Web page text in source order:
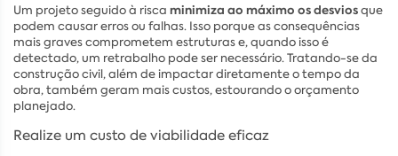
Um projeto seguido à risca minimiza ao máximo os desviosque
podem causar erros ou falhas. Isso porque as consequências
mais graves comprometem estruturas e, quando isso é
detectado, um retrabalho pode ser necessário. Tratando-se da
construção civil, além de impactar diretamente o tempo da
obra, também geram mais custos, estourando o orçamento
planejado.
Realize um custo de viabilidade eficaz